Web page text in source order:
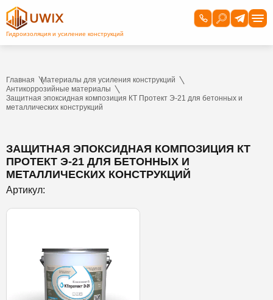
Главная
Материалы для усиления конструкций
Антикоррозийные материалы
Защитная эпоксидная композиция КТ Протект Э-21 для бетонных и
металлических конструкций
ЗАЩИТНАЯ ЭПОКСИДНАЯ КОМПОЗИЦИЯ КТ
ПРОТЕКТ Э-21 ДЛЯ БЕТОННЫХ И
МЕТАЛЛИЧЕСКИХ КОНСТРУКЦИЙ
Артикул: